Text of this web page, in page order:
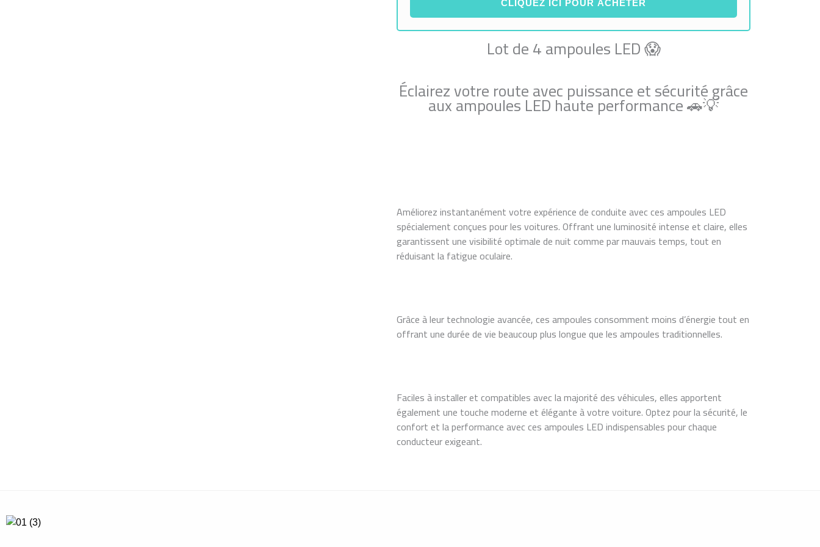
CLIQUEZ ICI POUR ACHETER
Lot de 4 ampoules LED 😱
Éclairez votre route avec puissance et sécurité grâce
aux ampoules LED haute performance 🚗💡
Améliorez instantanément votre expérience de conduite avec ces ampoules LED
spécialement conçues pour les voitures. Offrant une luminosité intense et claire, elles
garantissent une visibilité optimale de nuit comme par mauvais temps, tout en
réduisant la fatigue oculaire.
Grâce à leur technologie avancée, ces ampoules consomment moins d’énergie tout en
offrant une durée de vie beaucoup plus longue que les ampoules traditionnelles.
Faciles à installer et compatibles avec la majorité des véhicules, elles apportent
également une touche moderne et élégante à votre voiture. Optez pour la sécurité, le
confort et la performance avec ces ampoules LED indispensables pour chaque
conducteur exigeant.